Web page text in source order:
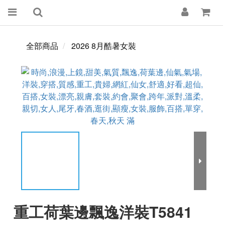
全部商品 2026 8月酷暑女裝
重工荷葉邊飄逸洋裝T5841